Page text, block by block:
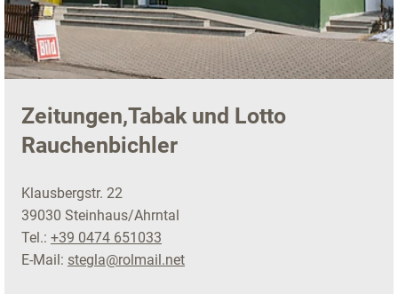
Zeitungen,Tabak und Lotto
Rauchenbichler
Klausbergstr. 22
39030 Steinhaus/Ahrntal
Tel.: +39 0474 651033
E-Mail: stegla@rolmail.net